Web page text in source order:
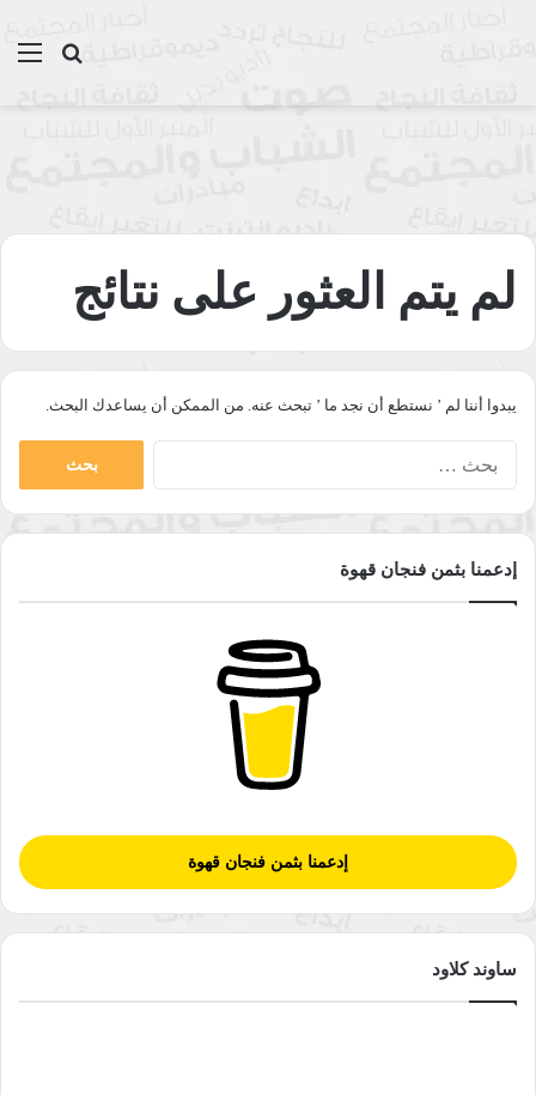
بحث
لم يتم العثور على نتائج
يبدوا أننا لم ’ نستطع أن نجد ما ’ تبحث عنه. من الممكن أن يساعدك البحث.
إدعمنا بثمن فنجان قهوة
إدعمنا بثمن فنجان قهوة
ساوند كلاود